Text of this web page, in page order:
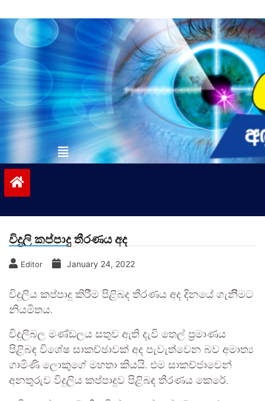
to
contentvinivida.lk
විදුලි කප්පාදු තීරණය අද
Editor January 24, 2022
විදුලිය කප්පාදු කිරීිම පිළිබද තීරණය අද දිනයේ ගැනීිමට
නියමිතය.
විදුලිබල මණ්ඩලය සතුව ඇති දැවි තෙල් ප්‍රමාණය
පිළිබඳ විශේෂ සාකච්ඡාවක් අද පැවැත්වෙන බව අමාත්‍ය
ගාමිණි ලොකුගේ මහතා කියයි. එම සාකච්ජාවෙන්
අනතුරුව විදුලිය කප්පාදුව පිළිබඳ තීරණය කෙරේ.